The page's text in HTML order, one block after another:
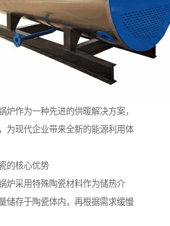
炉作为一种先进的供暖解决方案，
为现代企业带来全新的能源利用体
的核心优势
炉采用特殊陶瓷材料作为储热介
储存于陶瓷体内，再根据需求缓慢